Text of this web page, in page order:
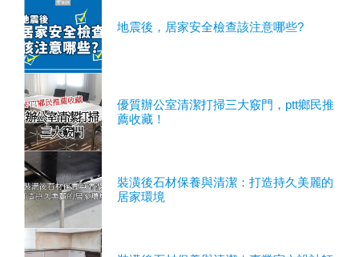
地震後，居家安全檢查該注意哪些?
優質辦公室清潔打掃三大竅門，ptt鄉民推
薦收藏！
裝潢後石材保養與清潔：打造持久美麗的
居家環境